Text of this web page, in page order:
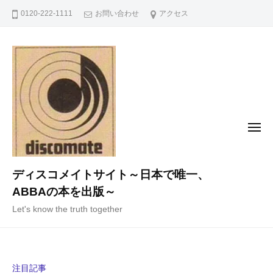
0120-222-1111 お問い合わせ アクセス
ディスコメイトサイト～日本で唯一、
ABBAの本を出版～
Let's know the truth together
メ
注目記事